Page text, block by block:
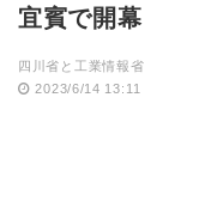
宜賓で開幕
四川省と工業情報省
2023/6/14 13:11